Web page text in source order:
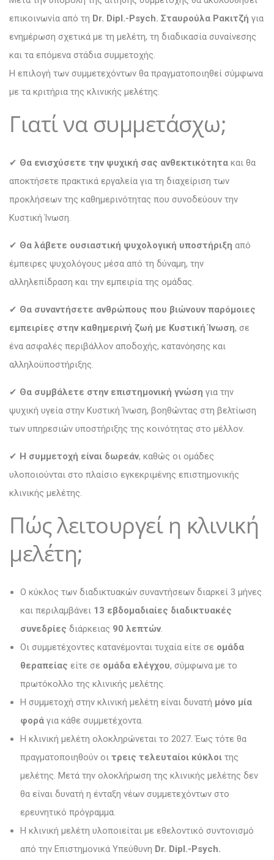
επικοινωνία από τη Dr. Dipl.-Psych. Σταυρούλα Ρακιτζή για
ενημέρωση σχετικά με τη μελέτη, τη διαδικασία συναίνεσης
και τα επόμενα στάδια συμμετοχής.
Η επιλογή των συμμετεχόντων θα πραγματοποιηθεί σύμφωνα
με τα κριτήρια της κλινικής μελέτης.
Γιατί να συμμετάσχω;
✔ Θα ενισχύσετε την ψυχική σας ανθεκτικότητα και θα
αποκτήσετε πρακτικά εργαλεία για τη διαχείριση των
προκλήσεων της καθημερινότητας που συνοδεύουν την
Κυστική Ίνωση.
✔ Θα λάβετε ουσιαστική ψυχολογική υποστήριξη από
έμπειρες ψυχολόγους μέσα από τη δύναμη, την
αλληλεπίδραση και την εμπειρία της ομάδας.
✔ Θα συναντήσετε ανθρώπους που βιώνουν παρόμοιες
εμπειρίες στην καθημερινή ζωή με Κυστική Ίνωση, σε
ένα ασφαλές περιβάλλον αποδοχής, κατανόησης και
αλληλοϋποστήριξης.
✔ Θα συμβάλετε στην επιστημονική γνώση για την
ψυχική υγεία στην Κυστική Ίνωση, βοηθώντας στη βελτίωση
των υπηρεσιών υποστήριξης της κοινότητας στο μέλλον.
✔ Η συμμετοχή είναι δωρεάν, καθώς οι ομάδες
υλοποιούνται στο πλαίσιο εγκεκριμένης επιστημονικής
κλινικής μελέτης.
Πώς λειτουργεί η κλινική
μελέτη;
Ο κύκλος των διαδικτυακών συναντήσεων διαρκεί 3 μήνες
και περιλαμβάνει 13 εβδομαδιαίες διαδικτυακές
συνεδρίες διάρκειας 90 λεπτών.
Οι συμμετέχοντες κατανέμονται τυχαία είτε σε ομάδα
θεραπείας είτε σε ομάδα ελέγχου, σύμφωνα με το
πρωτόκολλο της κλινικής μελέτης.
Η συμμετοχή στην κλινική μελέτη είναι δυνατή μόνο μία
φορά για κάθε συμμετέχοντα.
Η κλινική μελέτη ολοκληρώνεται το 2027. Έως τότε θα
πραγματοποιηθούν οι τρεις τελευταίοι κύκλοι της
μελέτης. Μετά την ολοκλήρωση της κλινικής μελέτης δεν
θα είναι δυνατή η ένταξη νέων συμμετεχόντων στο
ερευνητικό πρόγραμμα.
Η κλινική μελέτη υλοποιείται με εθελοντικό συντονισμό
από την Επιστημονικά Υπεύθυνη Dr. Dipl.-Psych.